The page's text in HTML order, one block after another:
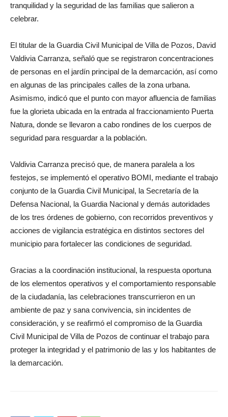
tranquilidad y la seguridad de las familias que salieron a
celebrar.
El titular de la Guardia Civil Municipal de Villa de Pozos, David
Valdivia Carranza, señaló que se registraron concentraciones
de personas en el jardín principal de la demarcación, así como
en algunas de las principales calles de la zona urbana.
Asimismo, indicó que el punto con mayor afluencia de familias
fue la glorieta ubicada en la entrada al fraccionamiento Puerta
Natura, donde se llevaron a cabo rondines de los cuerpos de
seguridad para resguardar a la población.
Valdivia Carranza precisó que, de manera paralela a los
festejos, se implementó el operativo BOMI, mediante el trabajo
conjunto de la Guardia Civil Municipal, la Secretaría de la
Defensa Nacional, la Guardia Nacional y demás autoridades
de los tres órdenes de gobierno, con recorridos preventivos y
acciones de vigilancia estratégica en distintos sectores del
municipio para fortalecer las condiciones de seguridad.
Gracias a la coordinación institucional, la respuesta oportuna
de los elementos operativos y el comportamiento responsable
de la ciudadanía, las celebraciones transcurrieron en un
ambiente de paz y sana convivencia, sin incidentes de
consideración, y se reafirmó el compromiso de la Guardia
Civil Municipal de Villa de Pozos de continuar el trabajo para
proteger la integridad y el patrimonio de las y los habitantes de
la demarcación.